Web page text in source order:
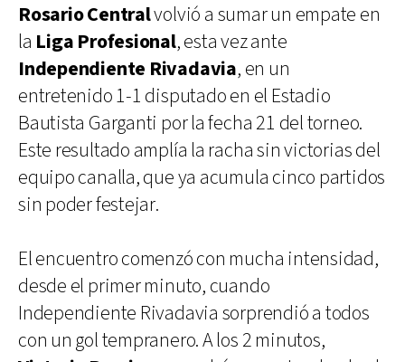
Rosario Centralvolvió a sumar un empate en
la Liga Profesional, esta vez ante
Independiente Rivadavia, en un
entretenido 1-1 disputado en el Estadio
Bautista Garganti por la fecha 21 del torneo.
Este resultado amplía la racha sin victorias del
equipo canalla, que ya acumula cinco partidos
sin poder festejar.
El encuentro comenzó con mucha intensidad,
desde el primer minuto, cuando
Independiente Rivadavia sorprendió a todos
con un gol tempranero. A los 2 minutos,